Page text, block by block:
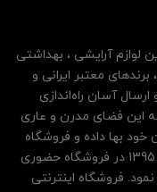
لوازم آرایشی ، بهداشتی
معتبر ایرانی و
آسان راه‌اندازی
این فضای مدرن و عاری
بها داده و فروشگاه
اینترنتی خود را بر پایه سال‌ها تجربه از سال 1395 در فروشگاه حضوری
فروشگاه اینترنتی